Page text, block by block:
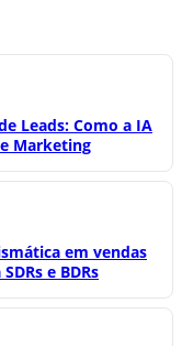
Leads: Como a IA
Marketing
em vendas
e BDRs